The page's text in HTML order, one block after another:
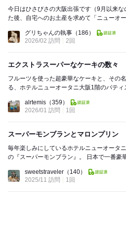
今日はひさびさの大阪出張です（9月以来なので5か
た後、自宅へのお土産を求めて「ニューオ
グリちゃんの執事 （186）
2026/02 訪問
2回
エクストラスーパーなケーキの数々
フルーツを使った超豪華なケーキと、その
る、ホテルニューオータニ大阪1階のパティスリー
alrtemis （359）
2026/01 訪問
1回
スーパーモンブランとマロンプリン
毎年楽しみにしているホテルニューオータ
の『スーパーモンブラン』。 日本で一番豪
sweetstraveler （140）
2025/11 訪問
1回